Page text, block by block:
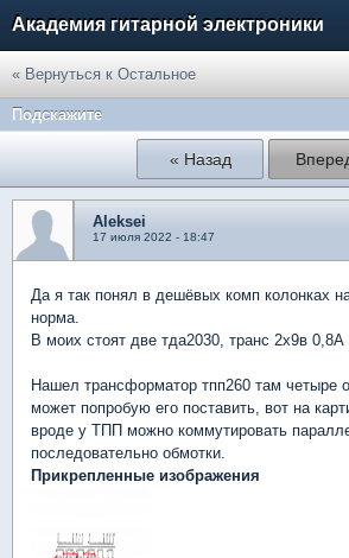
Академия гитарной электроники
« Вернуться к Остальное
Подскажите
« Назад
Aleksei
17 июля 2022 - 18:47
Да я так понял в дешёвых комп колонках
норма.
В моих стоят две тда2030, транс 2х9в 0,8А
Нашел трансформатор тпп260 там четыре
может попробую его поставить, вот на
вроде у ТПП можно коммутировать
последовательно обмотки.
Прикрепленные изображения